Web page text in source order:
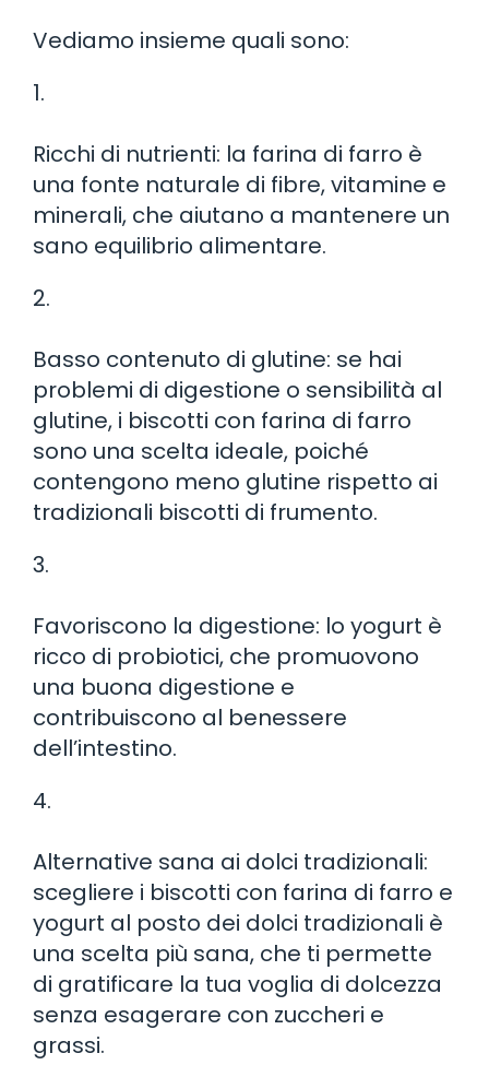
Vediamo insieme quali sono:
1.
Ricchi di nutrienti: la farina di farro è
una fonte naturale di fibre, vitamine e
minerali, che aiutano a mantenere un
sano equilibrio alimentare.
2.
Basso contenuto di glutine: se hai
problemi di digestione o sensibilità al
glutine, i biscotti con farina di farro
sono una scelta ideale, poiché
contengono meno glutine rispetto ai
tradizionali biscotti di frumento.
3.
Favoriscono la digestione: lo yogurt è
ricco di probiotici, che promuovono
una buona digestione e
contribuiscono al benessere
dell’intestino.
4.
Alternative sana ai dolci tradizionali:
scegliere i biscotti con farina di farro e
yogurt al posto dei dolci tradizionali è
una scelta più sana, che ti permette
di gratificare la tua voglia di dolcezza
senza esagerare con zuccheri e
grassi.